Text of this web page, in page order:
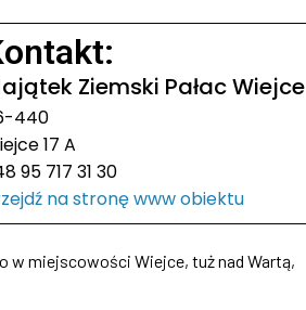
Ziemski Pałac Wiejce
440
17 A
95 717 31 30
na stronę www obiektu
w miejscowości Wiejce, tuż nad Wartą,